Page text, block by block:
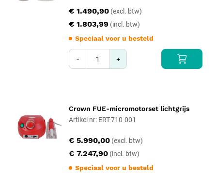
€ 1.803,99
€ 1.490,90
Speciaal voor u besteld
- +
Crown FUE-micromotorset lichtgrijs
Artikel nr: ERT-710-001
€ 7.247,90
€ 5.990,00
Speciaal voor u besteld